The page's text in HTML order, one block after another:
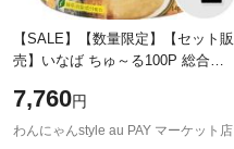
【SALE】【数量限定】【セット販
売】いなば ちゅ～る100P 総合栄
［ちゅーる］ （14g×100本入り）
×2コ
7,760円
わんにゃんstyle au PAY マーケット店